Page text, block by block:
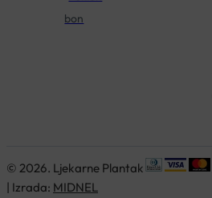
bon
© 2026. Ljekarne Plantak
| Izrada: MIDNEL